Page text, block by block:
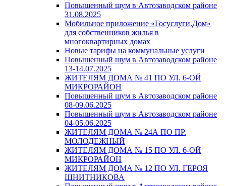
Повышенный шум в Автозаводском районе
31.08.2025
Мобильное приложение «Госуслуги.Дом»
для собственников жилья в
многоквартирных домах
Новые тарифы на коммунальные услуги
Повышенный шум в Автозаводском районе
13-14.07.2025
ЖИТЕЛЯМ ДОМА № 41 ПО УЛ. 6-ОЙ
МИКРОРАЙОН
Повышенный шум в Автозаводском районе
08-09.06.2025
Повышенный шум в Автозаводском районе
04-05.06.2025
ЖИТЕЛЯМ ДОМА № 24А ПО ПР.
МОЛОДЕЖНЫЙ
ЖИТЕЛЯМ ДОМА № 15 ПО УЛ. 6-ОЙ
МИКРОРАЙОН
ЖИТЕЛЯМ ДОМА № 12 ПО УЛ. ГЕРОЯ
ШНИТНИКОВА